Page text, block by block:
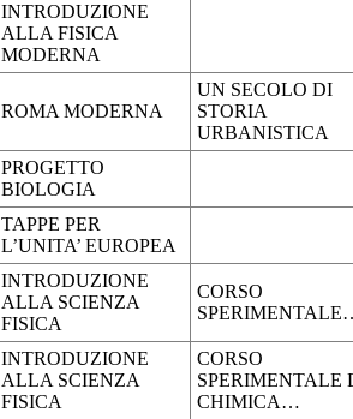
INTRODUZIONE
ALLA FISICA
MODERNA
ROMA MODERNA
UN SECOLO DI
STORIA
URBANISTICA
PROGETTO
BIOLOGIA
TAPPE PER
L’UNITA’ EUROPEA
INTRODUZIONE
ALLA SCIENZA
FISICA
CORSO
INTRODUZIONE
ALLA SCIENZA
FISICA
CORSO
SPERIMENTALE
CHIMICA…